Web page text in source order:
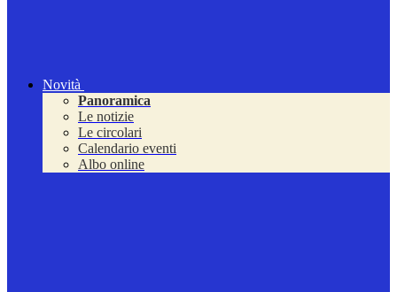
Novità
Panoramica
Le notizie
Le circolari
Calendario eventi
Albo online